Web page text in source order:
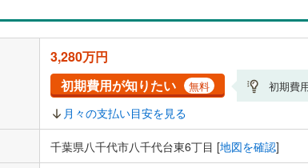
3,280万円
初期費用が知りたい
無料 初期費
月々の支払い目安を見る
千葉県八千代市八千代台東6丁目 [地図を確認]